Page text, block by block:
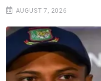
AUGUST 7, 2026